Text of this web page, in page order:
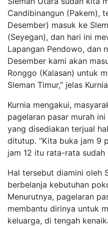
Candibinangun (Pakem),
Desember) masuk ke
(Seyegan), dan hari ini
Lapangan Pendowo, dan
Desember kami akan
Ronggo (Kalasan) untuk
Sleman Timur,” jelas
Kurnia mengakui,
pagelaran pasar murah
yang disediakan terjual
ditutup. “Kita buka jam 9
jam 12 itu rata-rata sudah
Hal tersebut diamini oleh
berbelanja kebutuhan
Menurutnya, pagelaran
membantu dirinya untuk
keluarga, di tengah